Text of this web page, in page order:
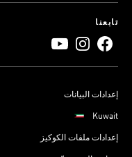
تابعنا
إعدادات البيانات
Kuwait
إعدادات ملفات الكوكيز